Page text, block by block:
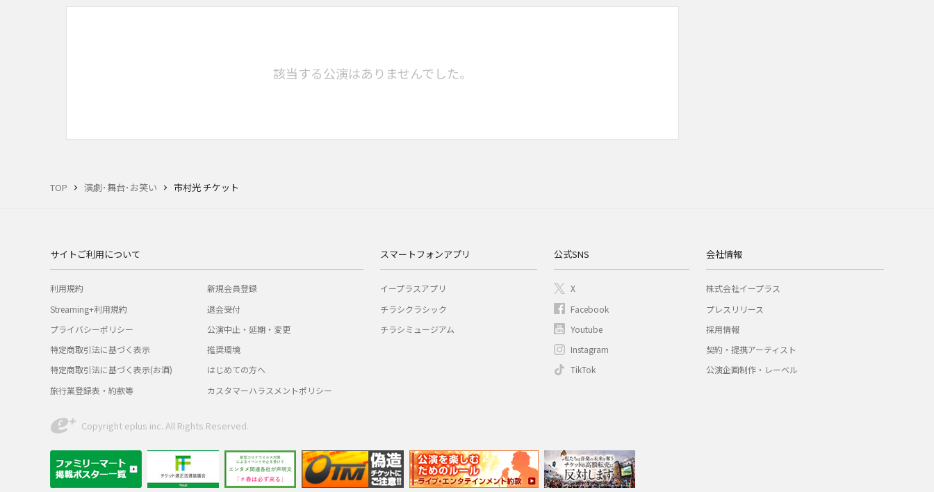
TOP 演劇･舞台･お笑い 市村光 チケット
該当する公演はありませんでした。
サイトご利用について
利用規約
Streaming+利用規約
プライバシーポリシー
特定商取引法に基づく表示
特定商取引法に基づく表示(お酒)
旅行業登録表・約款等
新規会員登録
退会受付
公演中止・延期・変更
推奨環境
はじめての方へ
カスタマーハラスメントポリシー
スマートフォンアプリ
イープラスアプリ
チラシクラシック
チラシミュージアム
公式SNS
X
Facebook
Youtube
Instagram
TikTok
会社情報
株式会社イープラス
プレスリリース
採用情報
契約・提携アーティスト
公演企画制作・レーベル
Copyright eplus inc. All Rights Reserved.